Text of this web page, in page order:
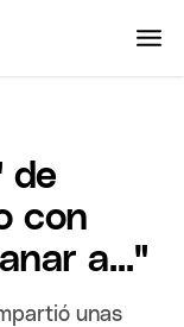
de
con
a..."
unas